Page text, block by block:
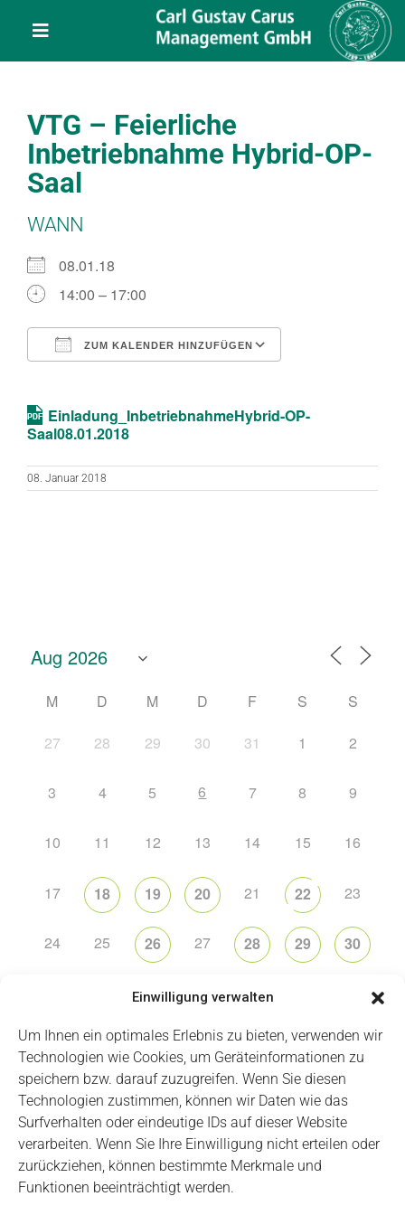
Einwilligung verwalten
Um Ihnen ein optimales Erlebnis zu bieten, verwenden wir
Technologien wie Cookies, um Geräteinformationen zu
speichern bzw. darauf zuzugreifen. Wenn Sie diesen
Technologien zustimmen, können wir Daten wie das
Surfverhalten oder eindeutige IDs auf dieser Website
verarbeiten. Wenn Sie Ihre Einwilligung nicht erteilen oder
zurückziehen, können bestimmte Merkmale und
Funktionen beeinträchtigt werden.
Toggle
Navigation
Über uns
Projekte
VTG – Feierliche
Inbetriebnahme Hybrid-OP-
Saal
WANN
08.01.18
14:00 – 17:00
ZUM KALENDER HINZUFÜGEN
Einladung_InbetriebnahmeHybrid-OP-
Saal08.01.2018
08. Januar 2018
M D M D F S
S
27
28 29 30 31 1 2
3 4 5 6 7 8 9
10 11 12 13 14 15 16
17 18 19 20 21 22 23
24 25 26 27 28 29 30
2 3 4
Impressum Datenschutz Login